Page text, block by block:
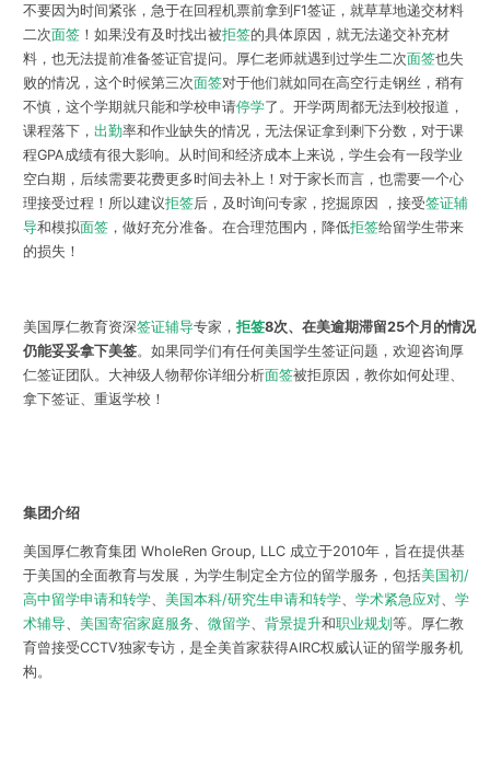
不要因为时间紧张，急于在回程机票前拿到F1签证，就草草地递交材料
二次面签！如果没有及时找出被拒签的具体原因，就无法递交补充材
料，也无法提前准备签证官提问。 厚仁老师就遇到过学生二次面签也失
败的情况，这个时候第三次面签对于他们就如同在高空行走钢丝，稍有
不慎，这个学期就只能和学校申请停学了。开学两周都无法到校报道，
课程落下， 出勤率和作业缺失的情况，无法保证拿到剩下分数，对于课
程GPA成绩有很大影响。从时间和经济成本上来说，学生会有一段学业
空白期，后续需要花费更多时间去补上！对于家长而言，也需要一个心
理接受过程！所以建议拒签后，及时询问专家，挖掘原因 ，接受签证辅
导和模拟面签，做好充分准备。在合理范围内，降低拒签给留学生带来
的损失！
美国厚仁教育资深签证辅导专家， 拒签8次、在美逾期滞留25个月的情况
仍能妥妥拿下美签。如果同学们有任何美国学生签证问题，欢迎咨询厚
仁签证团队。大神级人物帮你详细分析面签被拒原因，教你如何处理、
拿下签证、重返学校！
集团介绍
美国厚仁教育集团 WholeRen Group, LLC 成立于2010年，旨在提供基
于美国的全面教育与发展，为学生制定全方位的留学服务，包括美国初/
高中留学申请和转学、 美国本科/研究生申请和转学、 学术紧急应对、 学
术辅导、 美国寄宿家庭服务、 微留学、 背景提升和职业规划 等。厚仁教
育曾接受CCTV独家专访，是全美首家获得AIRC权威认证的留学服务机
构。